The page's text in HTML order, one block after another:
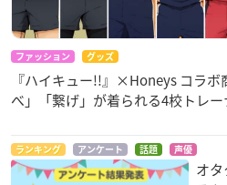
ファッション グッズ
『ハイキュー!!』×Honeys コラ
べ」「繋げ」が着られる4校トレ
ランキング アンケート 話題 声優
オ